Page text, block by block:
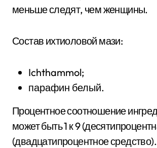
меньше следят, чем женщины.
Состав ихтиоловой мази:
Ichthammol;
парафин белый.
Процентное соотношение
может быть 1 к 9
(двадцатипроцентное